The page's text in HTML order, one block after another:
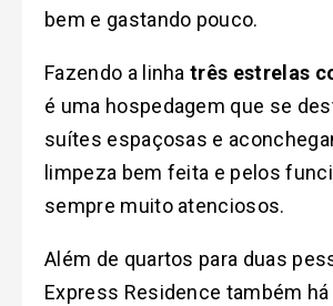
bem e gastando pouco.
Fazendo a linhatrês estrelas
é uma hospedagem que se
suítes espaçosas e
limpeza bem feita e pelos
sempre muito atenciosos.
Além de quartos para duas
Express Residence também